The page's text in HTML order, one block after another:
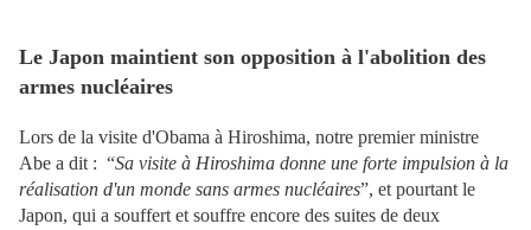
Le Japon maintient son opposition à l'abolition des
armes nucléaires
Lors de la visite d'Obama à Hiroshima, notre premier ministre
Abe a dit : “Sa visite à Hiroshima donne une forte impulsion à la
réalisation d'un monde sans armes nucléaires”, et pourtant le
Japon, qui a souffert et souffre encore des suites de deux